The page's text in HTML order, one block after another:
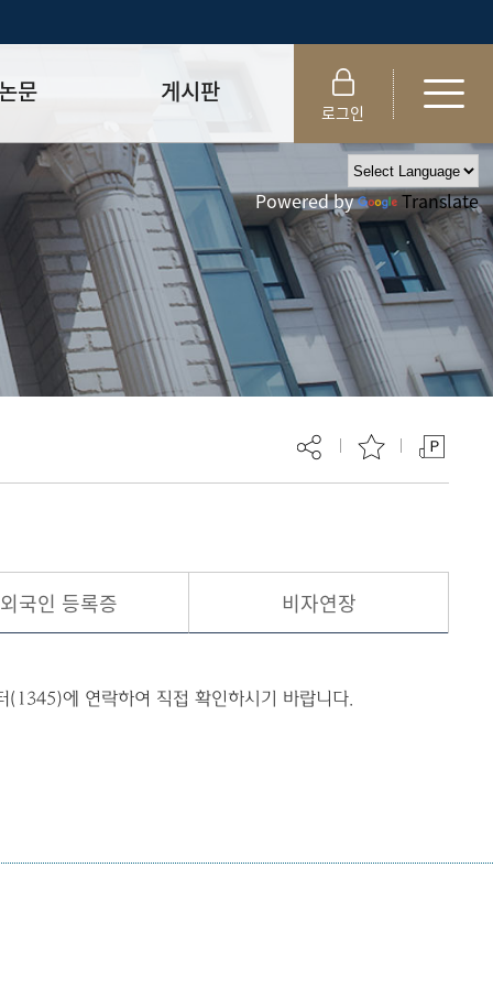
문
출 절차/자격
및 템플릿
안심사
육 이수 안내
원회 규정
서
게시판
공지사항
자료실
FAQ
취업·모집 관련 공지
특강·프로그램 관련 공지
대학원생권리장전
대학원 총학생회
외국인 유학생 비자(VISA)
로그인
Powered by Translate
외국인 등록증 비자연장
에 연락하여 직접 확인하시기 바랍니다.